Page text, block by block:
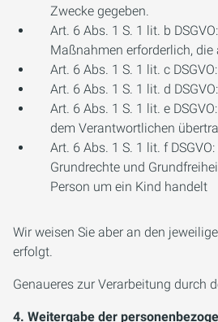
Zwecke gegeben.
Art. 6 Abs. 1 S. 1 lit. b
Maßnahmen erforderlich,
Art. 6 Abs. 1 S. 1 lit. c
Art. 6 Abs. 1 S. 1 lit. d
Art. 6 Abs. 1 S. 1 lit. e
dem Verantwortlichen
Art. 6 Abs. 1 S. 1 lit. f
Grundrechte und
Person um ein Kind handelt
Wir weisen Sie aber an den
erfolgt.
Genaueres zur Verarbeitung durch
4. Weitergabe der